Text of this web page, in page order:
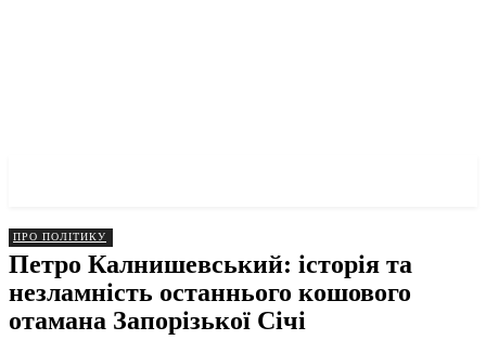
ПРО ПОЛІТИКУ
Петро Калнишевський: історія та
незламність останнього кошового
отамана Запорізької Січі